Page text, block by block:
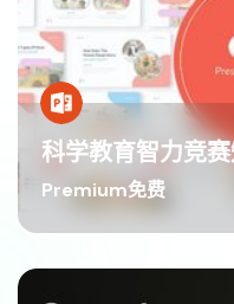
Premium免费